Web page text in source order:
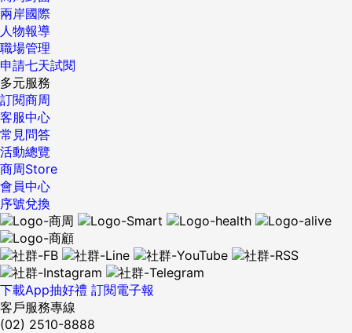
兩岸國際
人物報導
職場管理
申請七天試閱
多元服務
訂閱商周
客服中心
常見問答
活動總覽
商周Store
會員中心
序號兌換
下載App抽好禮 訂閱電子報
客戶服務專線
(02) 2510-8888